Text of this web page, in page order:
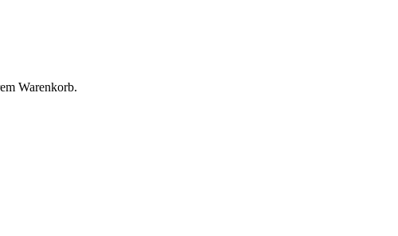
Warenkorb.